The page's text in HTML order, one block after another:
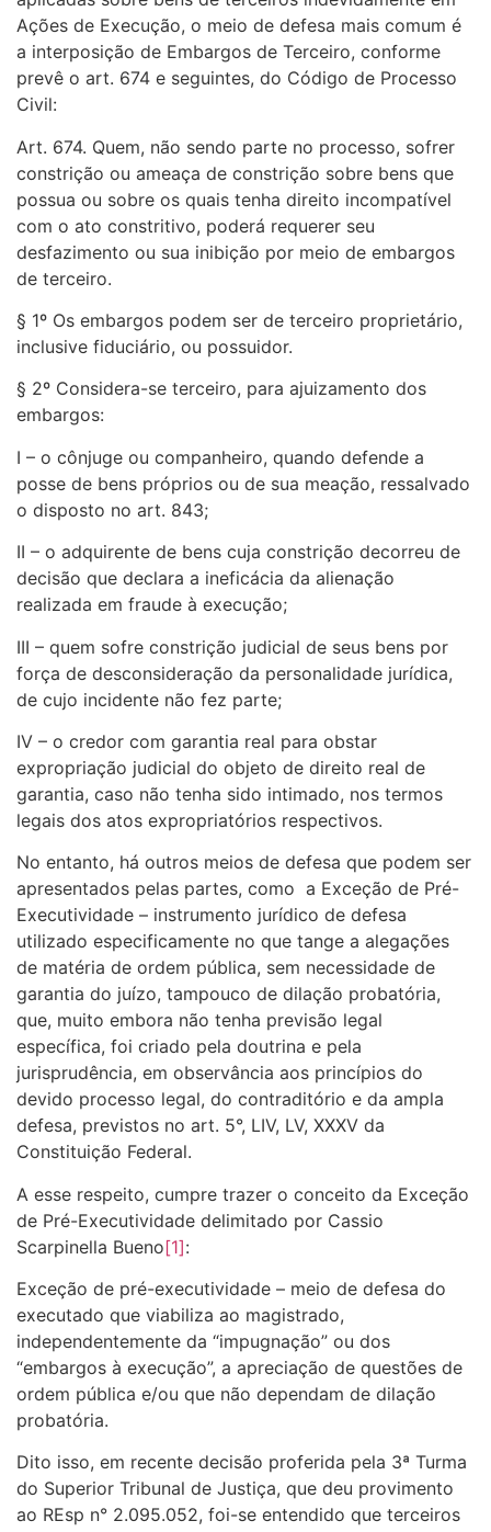
Ações de Execução, o meio de defesa mais comum é
a interposição de Embargos de Terceiro, conforme
prevê o art. 674 e seguintes, do Código de Processo
Civil:
Art. 674. Quem, não sendo parte no processo, sofrer
constrição ou ameaça de constrição sobre bens que
possua ou sobre os quais tenha direito incompatível
com o ato constritivo, poderá requerer seu
desfazimento ou sua inibição por meio de embargos
de terceiro.
§ 1º Os embargos podem ser de terceiro proprietário,
inclusive fiduciário, ou possuidor.
§ 2º Considera-se terceiro, para ajuizamento dos
embargos:
I – o cônjuge ou companheiro, quando defende a
posse de bens próprios ou de sua meação, ressalvado
o disposto no art. 843;
II – o adquirente de bens cuja constrição decorreu de
decisão que declara a ineficácia da alienação
realizada em fraude à execução;
III – quem sofre constrição judicial de seus bens por
força de desconsideração da personalidade jurídica,
de cujo incidente não fez parte;
IV – o credor com garantia real para obstar
expropriação judicial do objeto de direito real de
garantia, caso não tenha sido intimado, nos termos
legais dos atos expropriatórios respectivos.
No entanto, há outros meios de defesa que podem ser
apresentados pelas partes, como a Exceção de Pré-
Executividade – instrumento jurídico de defesa
utilizado especificamente no que tange a alegações
de matéria de ordem pública, sem necessidade de
garantia do juízo, tampouco de dilação probatória,
que, muito embora não tenha previsão legal
específica, foi criado pela doutrina e pela
jurisprudência, em observância aos princípios do
devido processo legal, do contraditório e da ampla
defesa, previstos no art. 5°, LIV, LV, XXXV da
Constituição Federal.
A esse respeito, cumpre trazer o conceito da Exceção
de Pré-Executividade delimitado por Cassio
Scarpinella Bueno[1]:
Exceção de pré-executividade – meio de defesa do
executado que viabiliza ao magistrado,
independentemente da “impugnação” ou dos
“embargos à execução”, a apreciação de questões de
ordem pública e/ou que não dependam de dilação
probatória.
Dito isso, em recente decisão proferida pela 3ª Turma
do Superior Tribunal de Justiça, que deu provimento
ao REsp n° 2.095.052, foi-se entendido que terceiros